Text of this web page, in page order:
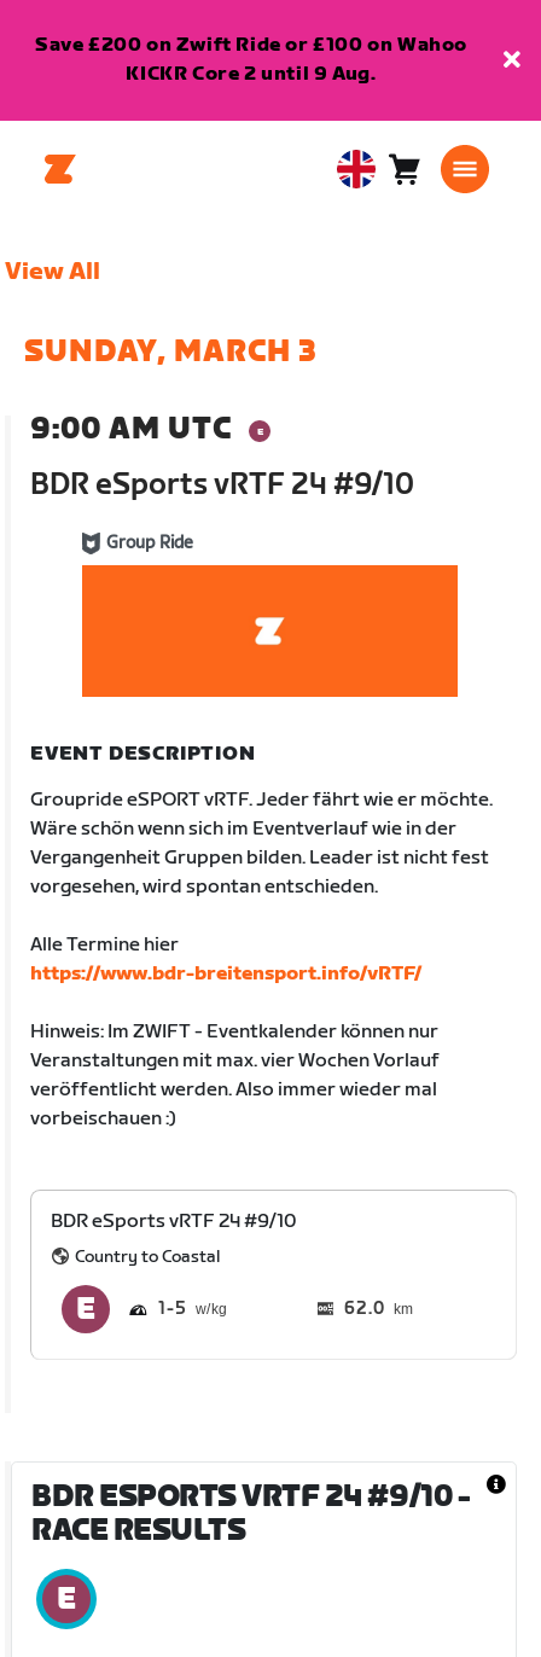
Save £200 on Zwift Ride or £100 on Wahoo
KICKR Core 2 until 9 Aug.
United Cart0
View All
SUNDAY, MARCH 3
9:00 AM UTC
BDR eSports vRTF 24 #9/10
Group Ride
EVENT DESCRIPTION
Groupride eSPORT vRTF. Jeder fährt wie er möchte.
Wäre schön wenn sich im Eventverlauf wie in der
Vergangenheit Gruppen bilden. Leader ist nicht fest
vorgesehen, wird spontan entschieden.
Alle Termine hier
https://www.bdr-breitensport.info/vRTF/
Hinweis: Im ZWIFT - Eventkalender können nur
Veranstaltungen mit max. vier Wochen Vorlauf
veröffentlicht werden. Also immer wieder mal
vorbeischauen :)
BDR eSports vRTF 24 #9/10
Country to Coastal
1 5 62.0 km
BDR ESPORTS VRTF 24 #9/10-
RACE RESULTS